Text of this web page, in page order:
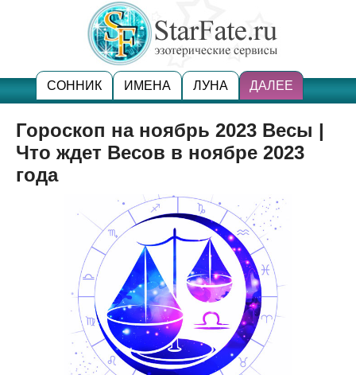
СОННИК ИМЕНА ЛУНА ДАЛЕЕ
Гороскоп на ноябрь 2023 Весы |
Что ждет Весов в ноябре 2023
года